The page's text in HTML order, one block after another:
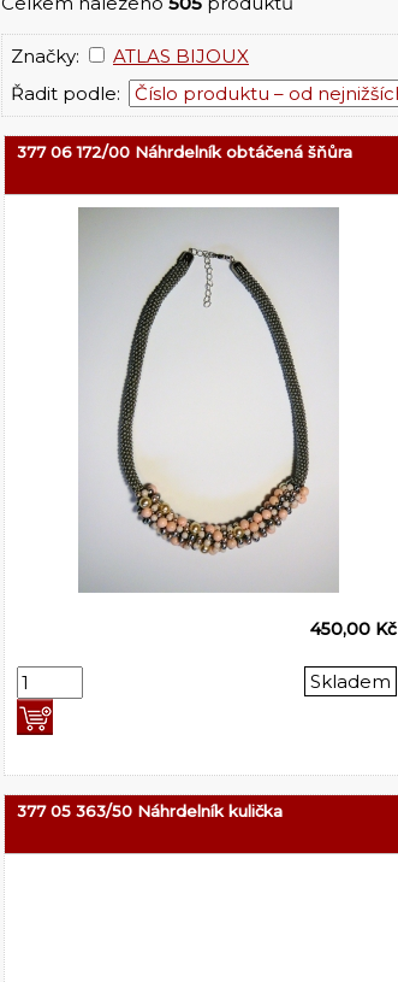
Značky:
ATLAS BIJOUX
Řadit podle:
377 06 172/00 Náhrdelník obtáčená šňůra
450,00 Kč
Skladem
377 05 363/50 Náhrdelník kulička